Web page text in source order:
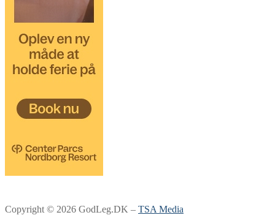
Copyright © 2026 GodLeg.DK – TSA Media